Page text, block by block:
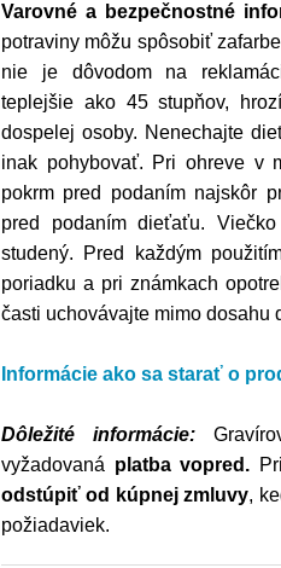
Varovné a bezpečnostné
potraviny môžu spôsobiť
nie je dôvodom na
teplejšie ako 45 stupňov,
dospelej osoby. Nenechajte
inak pohybovať. Pri ohreve v
pokrm pred podaním najskôr
pred podaním dieťaťu.
studený. Pred každým
poriadku a pri známkach
časti uchovávajte mimo dosahu
Informácie ako sa starať o
Dôležité informácie:
vyžadovaná platba vopred.
odstúpiť od kúpnej zmluvy,
požiadaviek.